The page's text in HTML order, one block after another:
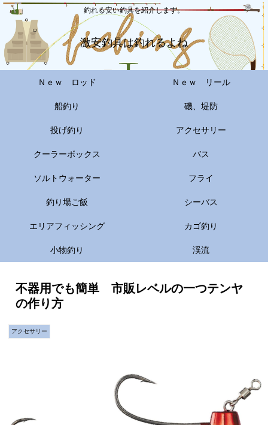
釣れる安い釣具を紹介します。
激安釣具は釣れるよね
Ｎｅｗ ロッド Ｎｅｗ リール
船釣り 磯、堤防
投げ釣り アクセサリー
クーラーボックス バス
ソルトウォーター フライ
釣り場ご飯 シーバス
エリアフィッシング カゴ釣り
小物釣り 渓流
不器用でも簡単 市販レベルの一つテンヤ
の作り方
アクセサリー